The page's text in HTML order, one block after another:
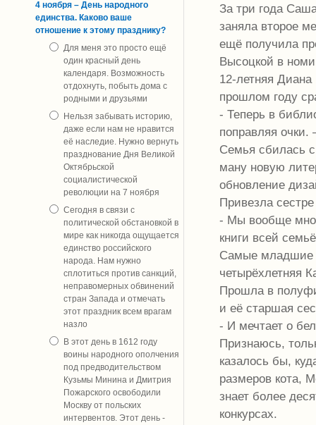
4 ноября – День народного
единства. Каково ваше
отношение к этому празднику?
Для меня это просто ещё
один красный день
календаря. Возможность
отдохнуть, побыть дома с
родными и друзьями
Нельзя забывать историю,
даже если нам не нравится
её наследие. Нужно вернуть
празднование Дня Великой
Октябрьской
социалистической
революции на 7 ноября
Сегодня в связи с
политической обстановкой в
мире как никогда ощущается
единство российского
народа. Нам нужно
сплотиться против санкций,
неправомерных обвинений
стран Запада и отмечать
этот праздник всем врагам
назло
В этот день в 1612 году
воины народного ополчения
под предводительством
Кузьмы Минина и Дмитрия
Пожарского освободили
Москву от польских
интервентов. Этот день -
За три года
заняла второе
ещё получила
Высоцкой в
12-летняя Диана
прошлом году
- Теперь в
поправляя
Семья сбилась
ману новую
обновление
Привезла
- Мы вообще
книги всей
Самые младшие
четырёхлетняя
Прошла в
и её старшая
- И мечтает о
Признаюсь,
казалось бы,
размеров кота,
знает более
конкурсах.